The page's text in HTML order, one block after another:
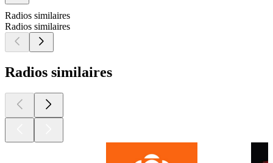
Radios similaires
Radios similaires
Radios similaires